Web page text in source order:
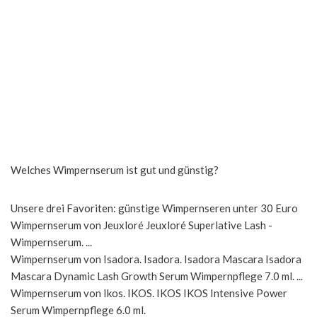
Welches Wimpernserum ist gut und günstig?
Unsere drei Favoriten: günstige Wimpernseren unter 30 Euro
Wimpernserum von Jeuxloré Jeuxloré Superlative Lash -
Wimpernserum. ...
Wimpernserum von Isadora. Isadora. Isadora Mascara Isadora
Mascara Dynamic Lash Growth Serum Wimpernpflege 7.0 ml. ...
Wimpernserum von Ikos. IKOS. IKOS IKOS Intensive Power
Serum Wimpernpflege 6.0 ml.